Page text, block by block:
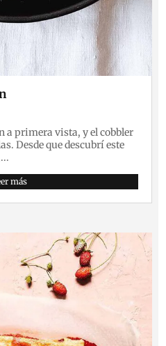
a primera vista, y el cobbler
Desde que descubrí este
más